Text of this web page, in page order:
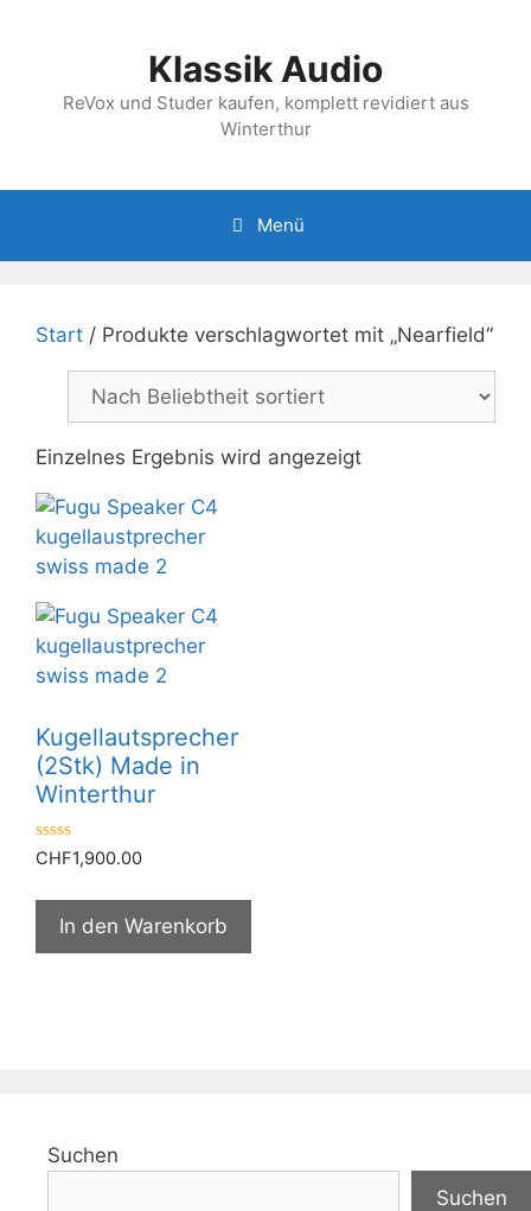
Klassik Audio
ReVox und Studer kaufen, komplett revidiert aus
Winterthur
Menü
Start / Produkte verschlagwortet mit „Nearfield“
Einzelnes Ergebnis wird angezeigt
Kugellautsprecher
(2Stk) Made in
Winterthur
0
v
n
CHF1,900.00
In den Warenkorb
Suchen
Suchen